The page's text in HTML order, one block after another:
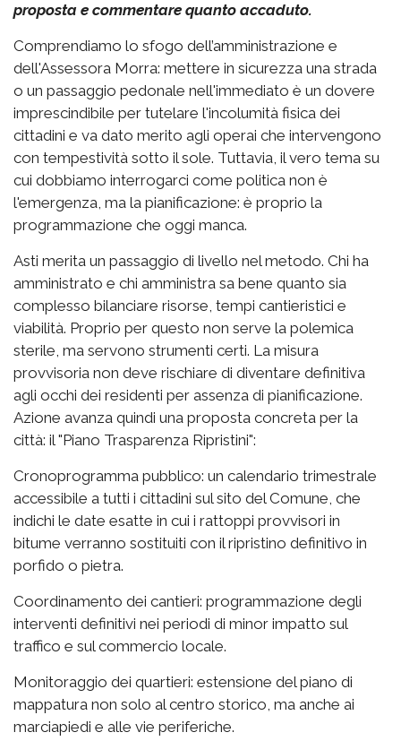
proposta e commentare quanto accaduto.
Comprendiamo lo sfogo dell’amministrazione e
dell'Assessora Morra: mettere in sicurezza una strada
o un passaggio pedonale nell'immediato è un dovere
imprescindibile per tutelare l'incolumità fisica dei
cittadini e va dato merito agli operai che intervengono
con tempestività sotto il sole. Tuttavia, il vero tema su
cui dobbiamo interrogarci come politica non è
l'emergenza, ma la pianificazione: è proprio la
programmazione che oggi manca.
Asti merita un passaggio di livello nel metodo. Chi ha
amministrato e chi amministra sa bene quanto sia
complesso bilanciare risorse, tempi cantieristici e
viabilità. Proprio per questo non serve la polemica
sterile, ma servono strumenti certi. La misura
provvisoria non deve rischiare di diventare definitiva
agli occhi dei residenti per assenza di pianificazione.
Azione avanza quindi una proposta concreta per la
città: il "Piano Trasparenza Ripristini":
Cronoprogramma pubblico: un calendario trimestrale
accessibile a tutti i cittadini sul sito del Comune, che
indichi le date esatte in cui i rattoppi provvisori in
bitume verranno sostituiti con il ripristino definitivo in
porfido o pietra.
Coordinamento dei cantieri: programmazione degli
interventi definitivi nei periodi di minor impatto sul
traffico e sul commercio locale.
Monitoraggio dei quartieri: estensione del piano di
mappatura non solo al centro storico, ma anche ai
marciapiedi e alle vie periferiche.